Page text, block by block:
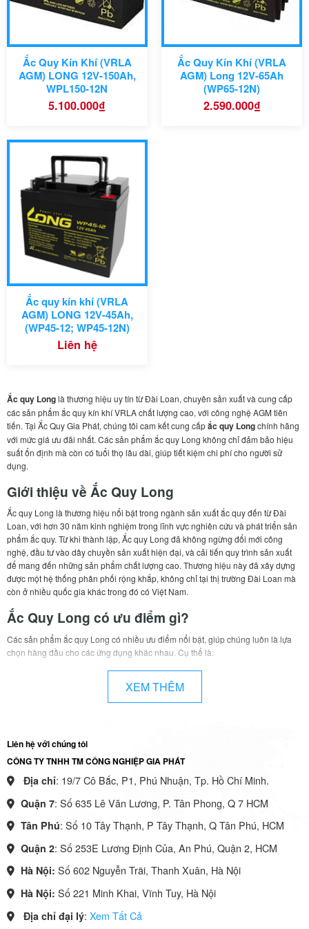
Ứng dụng phù hợp:
Ắc Quy Kín Khí (VRLA
AGM) LONG 12V-150Ah,
WPL150-12N
5.100.000₫ Ứng dụn:
Ắc Quy Kín Khí (VRLA
AGM) Long 12V-65Ah
(WP65-12N)
2.590.000₫
Mã Model:
Công nghệ:
Ứng dụng chính:
Xuất xứ:
Ắc quy kín khí (VRLA
AGM) LONG 12V-45Ah,
(WP45-12; WP45-12N)
Liên hệ
Ắc quy Longlà thương hiệu uy tín từ Đài Loan, chuyên sản xuất và cung cấp
các sản phẩm ắc quy kín khí VRLA chất lượng cao, với công nghệ AGM tiên
tiến. Tại Ắc Quy Gia Phát, chúng tôi cam kết cung cấpắc quy Longchính hãng
với mức giá ưu đãi nhất. Các sản phẩm ắc quy Long không chỉ đảm bảo hiệu
suất ổn định mà còn có tuổi thọ lâu dài, giúp tiết kiệm chi phí cho người sử
dụng.
Giới thiệu về Ắc Quy Long
Ắc quy Long là thương hiệu nổi bật trong ngành sản xuất ắc quy đến từ Đài
Loan, với hơn 30 năm kinh nghiệm trong lĩnh vực nghiên cứu và phát triển sản
phẩm ắc quy. Từ khi thành lập, Ắc quy Long đã không ngừng đổi mới công
nghệ, đầu tư vào dây chuyền sản xuất hiện đại, và cải tiến quy trình sản xuất
để mang đến những sản phẩm chất lượng cao. Thương hiệu này đã xây dựng
được một hệ thống phân phối rộng khắp, không chỉ tại thị trường Đài Loan mà
còn ở nhiều quốc gia khác trong đó có Việt Nam.
Ắc Quy Long có ưu điểm gì?
Các sản phẩm ắc quy Long có nhiều ưu điểm nổi bật, giúp chúng luôn là lựa
chọn hàng đầu cho các ứng dụng khác nhau. Cụ thể là:
Giúp ắc quy có hiệu suất đạt
tới 98%, tuổi thọ kéo dài lên tới 5 năm và không cần bảo trì
Chịu được điều kiện khắc nghiệt:
và hoạt động ổn định trong môi trường nhiệt độ cao hoặc
thấp, với ngưỡng từ -15°C đến 50°C.
Khả năng sạc nhanh:
80% dung lượng chỉ trong 4-6 giờ khi sử dụng dòng sạc
tiêu chuẩn (0.1-0.3C) nhờ công nghệ AGM, giúp người
dùng tiết kiệm thời gian chờ sạc, đặc biệt trong các ứng
dụng yêu cầu nguồn điện liên tục.
Độ an toàn cao:Ắc quy Long có tính năng tự ngắt khi
quá tải, bảo vệ tốt các thiết bị điện tử. Giới hạn tải thường
được thiết kế ở mức tối đa
XEM THÊM
Liên hệ với chúng tôi
CÔNG TY TNHH TM CÔNG NGHIỆP GIA PHÁT
Địa chỉ: 19/7 Cô Bắc, P1, Phú Nhuận, Tp. Hồ Chí Minh.
Quận 7: Số 635 Lê Văn Lương, P. Tân Phong, Q 7 HCM
Tân Phú: Số 10 Tây Thạnh, P Tây Thạnh, Q Tân Phú, HCM
Quận 2: Số 253E Lương Định Của, An Phú, Quận 2, HCM
Hà Nội: Số 602 Nguyễn Trãi, Thanh Xuân, Hà Nội
Hà Nội: Số 221 Minh Khai, Vĩnh Tuy, Hà Nội
Địa chỉ đại lý: Xem Tất Cả